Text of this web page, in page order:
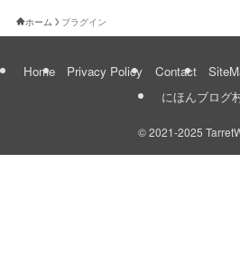
ホーム プラグイン
Home Privacy Policy Contact
にほんブログ
©2021-2025